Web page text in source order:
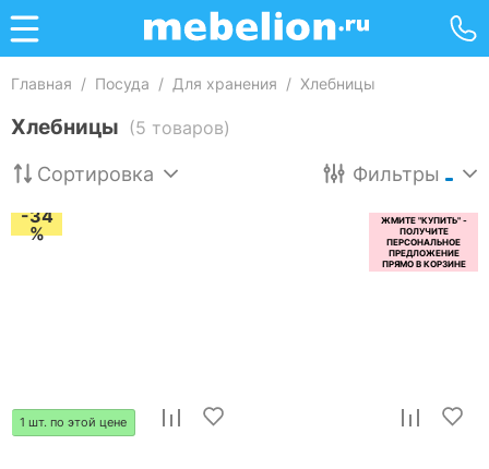
Главная / Посуда / Для хранения / Хлебницы
Хлебницы (5 товаров)
Сортировка Фильтры
-34
%
1 шт. по этой цене